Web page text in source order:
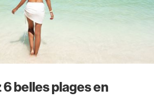
belles plages en